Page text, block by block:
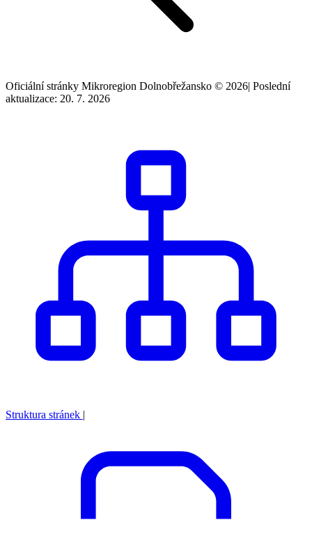
Oficiální stránky Mikroregion Dolnobřežansko © 2026| Poslední
aktualizace: 20. 7. 2026
Struktura stránek |